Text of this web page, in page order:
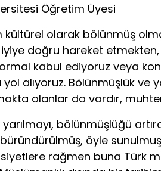
Öğretim Üyesi
olarak bölünmüş
doğru hareket
kabul ediyoruz veya
alıyoruz. Bölünmüşlük ve
olanlar da vardır,
bölünmüşlüğü
öyle
rağmen buna Türk